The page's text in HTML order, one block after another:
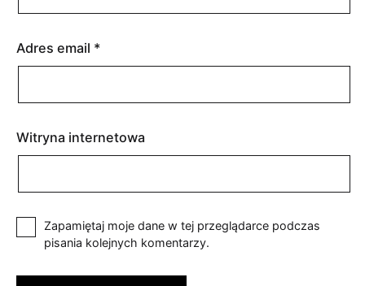
Adres email *
Witryna internetowa
Zapamiętaj moje dane w tej przeglądarce podczas
pisania kolejnych komentarzy.